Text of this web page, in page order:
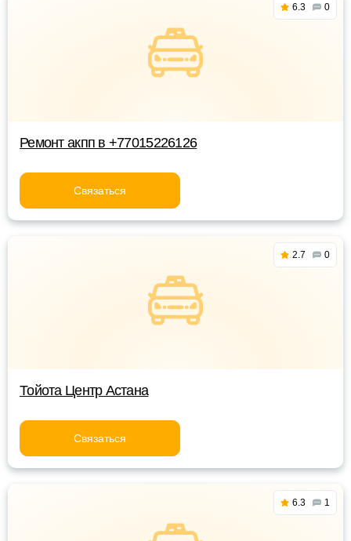
6.3 0
Ремонт акпп в +77015226126
Связаться
2.7 0
Тойота Центр Астана
Связаться
6.3 1